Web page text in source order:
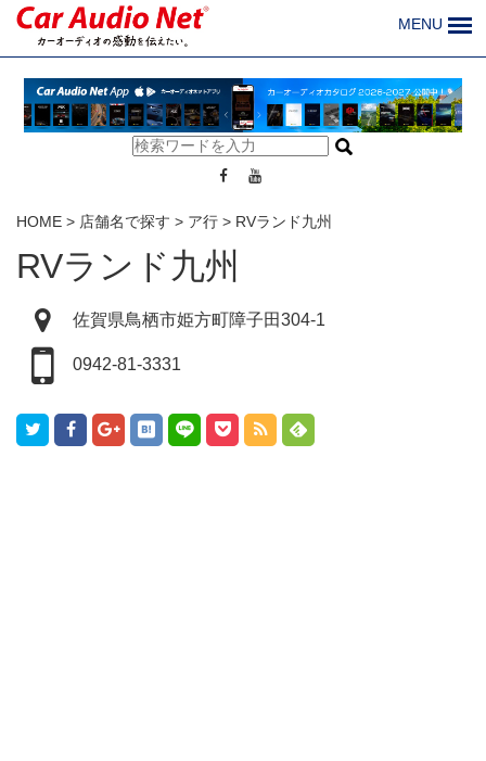
MENU
HOME > 店舗名で探す > ア行 > RVランド九州
RVランド九州
佐賀県鳥栖市姫方町障子田304-1
0942-81-3331